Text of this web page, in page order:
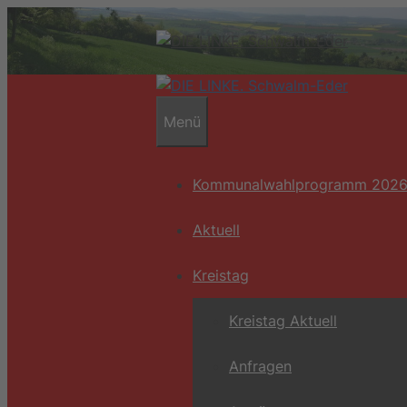
Zum
Inhalt
Menü
Kommunalwahlprogramm 2026
Aktuell
Kreistag
Kreistag Aktuell
Anfragen